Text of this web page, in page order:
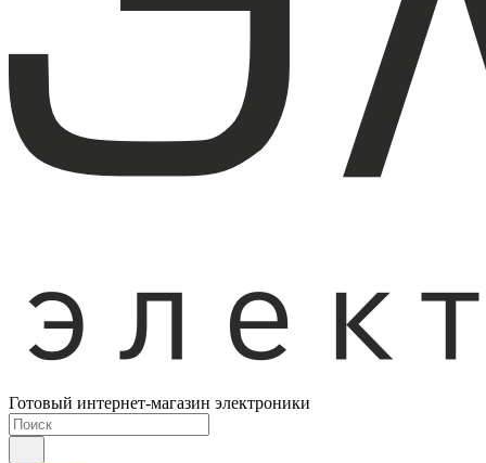
Готовый интернет-магазин электроники